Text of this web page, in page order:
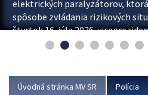
elektrických paralyzátorov,
spôsobe zvládania rizikových
štvrtok 16. júla 2026
Rastislav Polakovič a riaditeľ
Úvodná stránka MV SR Polícia